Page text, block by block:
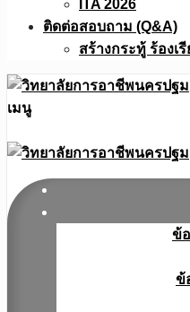
ITA 2026
ติดต่อสอบถาม (Q&A)
สร้างกระทู้ ร้องเ
เมนู
ข้
ข้